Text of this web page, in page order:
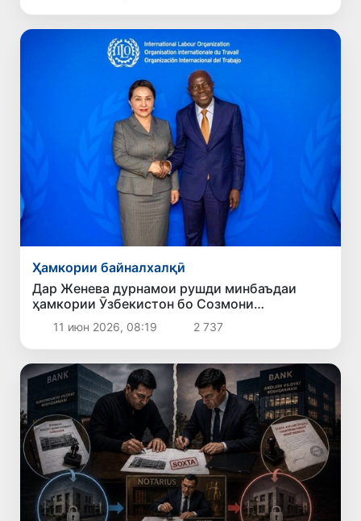
Ҳамкории байналхалқӣ
Дар Женева дурнамои рушди минбаъдаи
ҳамкории Ӯзбекистон бо Созмони
байналмилалии меҳнат баррасӣ шуд
11 июн 2026, 08:19 2 737